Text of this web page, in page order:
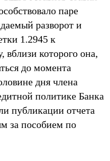
паре
разворот и
1.2945 к
которого она,
до момента
дня члена
политике Банка
публикации отчета
за пособием по